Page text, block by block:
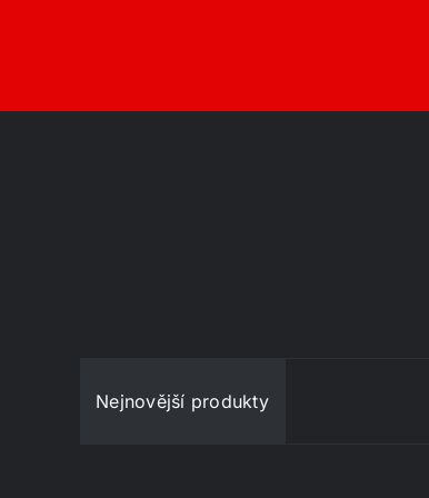
Nejnovější produkty